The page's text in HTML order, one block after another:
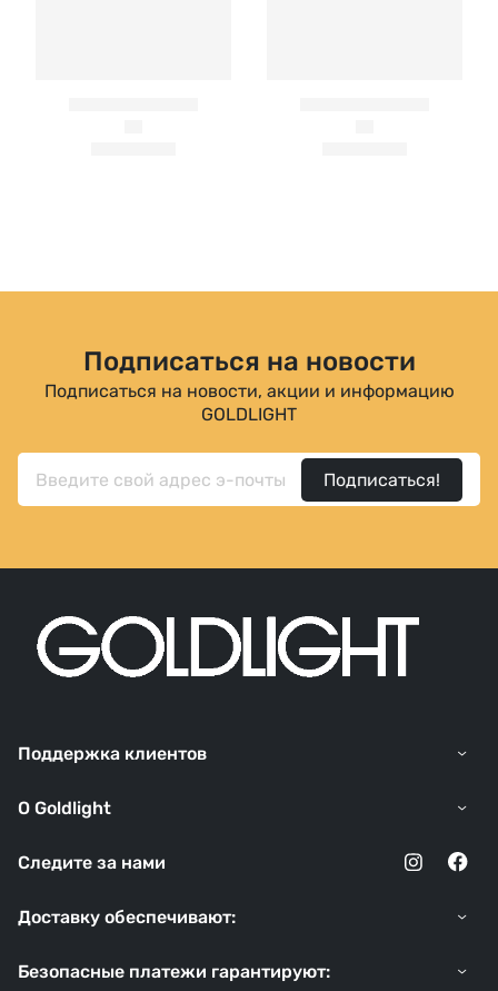
Подписаться на новости
Подписаться на новости, акции и информацию
GOLDLIGHT
Подписаться!
Поддержка клиентов
O Goldlight
Следите за нами
Доставку обеспечивают:
Безопасные платежи гарантируют: